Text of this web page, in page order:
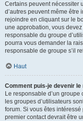
Certains peuvent nécessiter
d’autres peuvent même
rejoindre en cliquant sur le
une approbation, vous
responsable du groupe
pourra vous demander la
responsable de groupe s’il
Haut
Comment puis-je devenir le
Le responsable d’un
les groupes d’utilisateurs
forum. Si vous êtes intéressé
premier contact devrait être